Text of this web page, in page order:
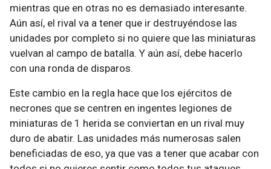
mientras que en otras no es demasiado interesante.
Aún así, el rival va a tener que ir destruyéndose las
unidades por completo si no quiere que las miniaturas
vuelvan al campo de batalla. Y aún así, debe hacerlo
con una ronda de disparos.
Este cambio en la regla hace que los ejércitos de
necrones que se centren en ingentes legiones de
miniaturas de 1 herida se conviertan en un rival muy
duro de abatir. Las unidades más numerosas salen
beneficiadas de eso, ya que vas a tener que acabar con